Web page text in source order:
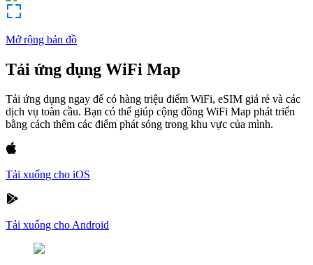
Mở rộng bản đồ
Tải ứng dụng WiFi Map
Tải ứng dụng ngay để có hàng triệu điểm WiFi, eSIM giá rẻ và các
dịch vụ toàn cầu. Bạn có thể giúp cộng đồng WiFi Map phát triển
bằng cách thêm các điểm phát sóng trong khu vực của mình.
Tải xuống cho iOS
Tải xuống cho Android